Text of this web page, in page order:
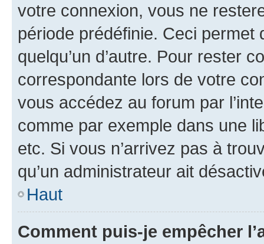
votre connexion, vous ne
période prédéfinie. Ceci permet
quelqu’un d’autre. Pour rester
correspondante lors de votre
vous accédez au forum par
comme par exemple dans une
etc. Si vous n’arrivez pas à
qu’un administrateur ait
Haut
Comment puis-je empêcher